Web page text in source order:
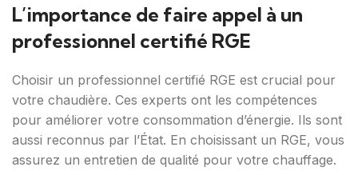
L’importance de faire appel à un
professionnel certifié RGE
Choisir un professionnel certifié RGE est crucial pour
votre chaudière. Ces experts ont les compétences
pour améliorer votre consommation d’énergie. Ils sont
aussi reconnus par l’État. En choisissant un RGE, vous
assurez un entretien de qualité pour votre chauffage.